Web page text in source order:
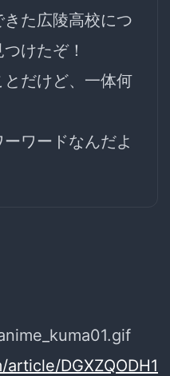
た広陵高校につ
けたぞ！
だけど、一体何
ワードなんだよ
DGXZQODH1